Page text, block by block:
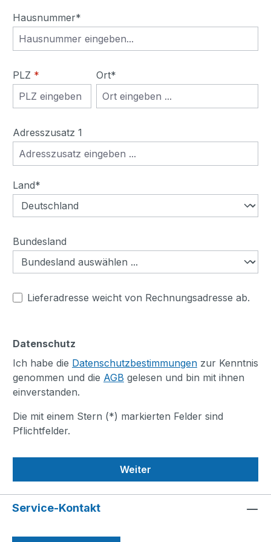
Hausnummer*
PLZ * Ort*
Adresszusatz 1
Land*
Bundesland
Lieferadresse weicht von Rechnungsadresse ab.
Datenschutz
Ich habe die Datenschutzbestimmungen zur Kenntnis
genommen und die AGB gelesen und bin mit ihnen
einverstanden.
Die mit einem Stern (*) markierten Felder sind
Pflichtfelder.
Weiter
Service-Kontakt